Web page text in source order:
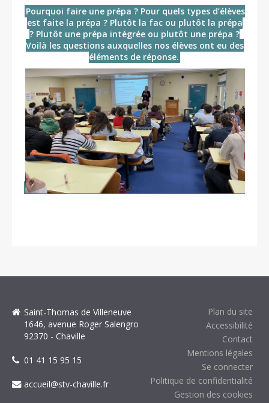
Pourquoi faire une prépa ? Pour quels types d’élèves
est faite la prépa ? Plutôt la fac ou plutôt la prépa
? Plutôt une prépa intégrée ou plutôt une prépa ?
Voilà les questions auxquelles nos élèves ont eu des
éléments de réponse.
Plan du site
Accessibilité
Contact
Mentions légales
Se connecter
Politique de confidentialité
Gestion des cookies
Saint-Thomas de Villeneuve
1646, avenue Roger Salengro
92370 - Chaville
01 41 15 95 15
accueil@stv-chaville.fr